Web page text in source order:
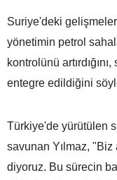
Suriye'deki
yönetimin petrol
kontrolünü
entegre edildiğini
Türkiye'de yürütülen
savunan Yılmaz, "Biz
diyoruz. Bu sürecin